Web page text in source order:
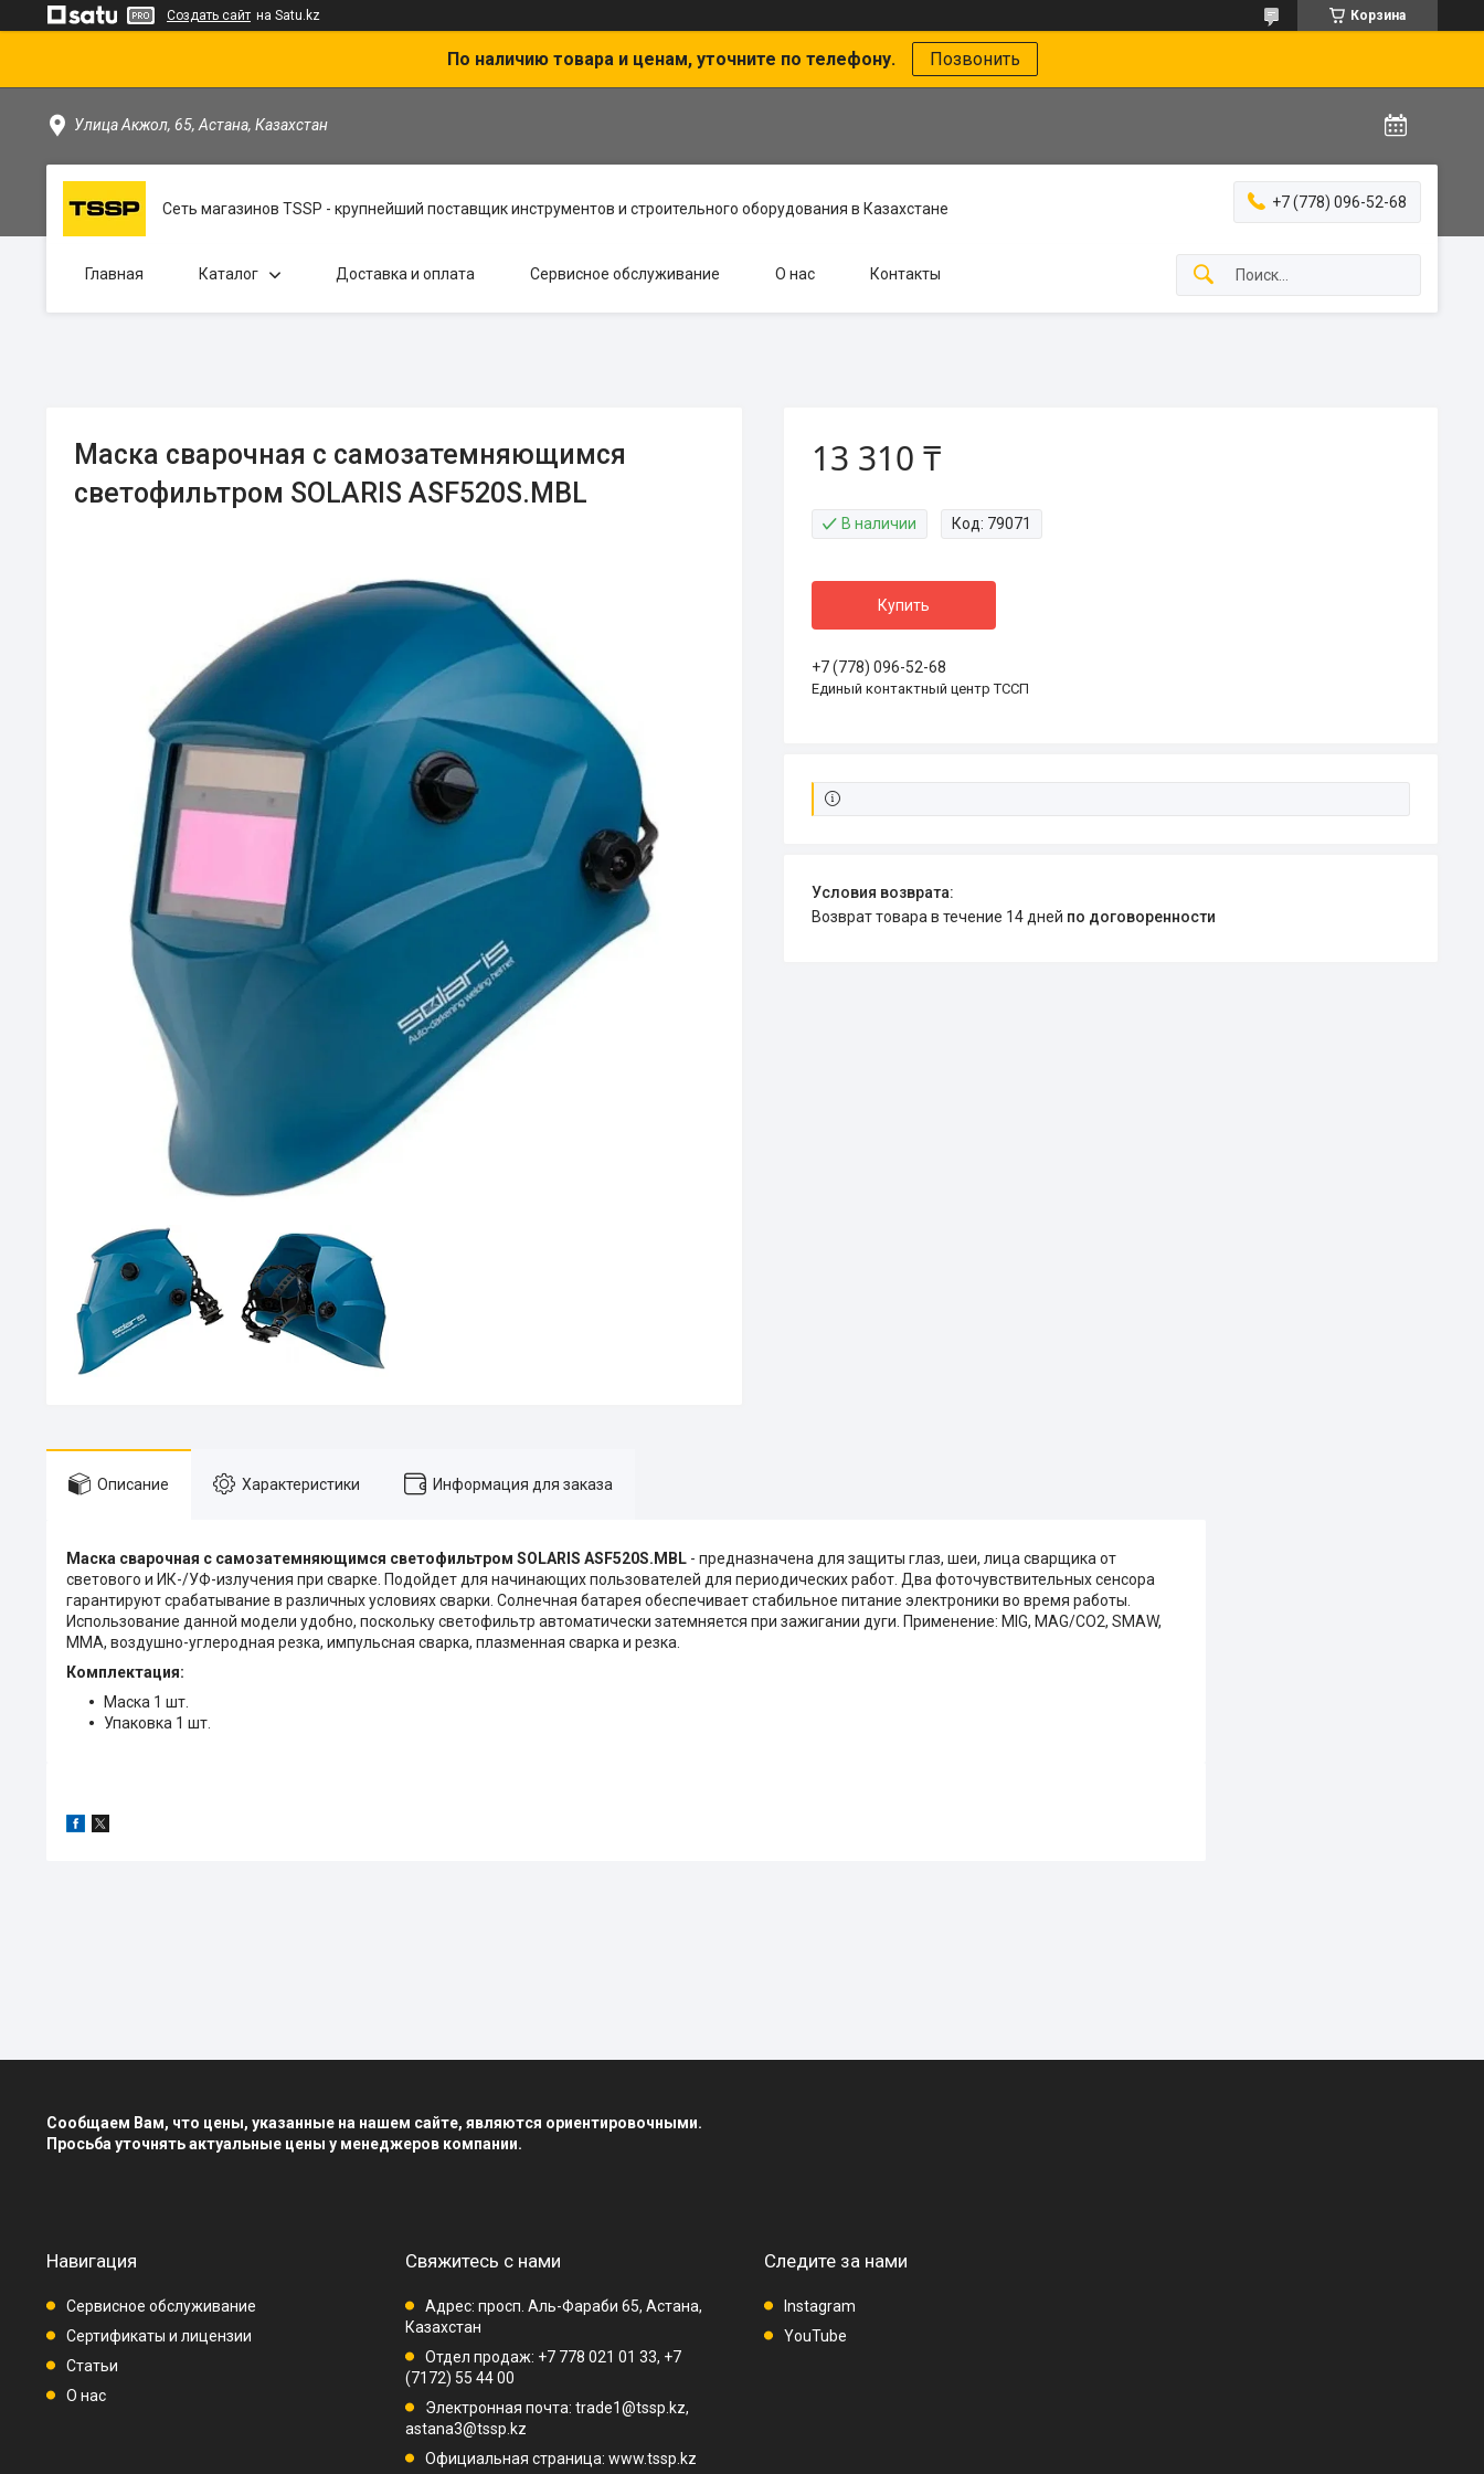
Создать сайт на Satu.kz Корзина
По наличию товара и ценам, уточните по телефону. Позвонить
Улица Акжол, 65, Астана, Казахстан
Сеть магазинов TSSP - крупнейший поставщик инструментов и строительного оборудования в Казахстане +7 (778) 096-52-68
Главная Каталог Доставка и оплата Сервисное обслуживание О нас Контакты
Маска сварочная с самозатемняющимся
светофильтром SOLARIS ASF520S.MBL
13 310 ₸
В наличии Код: 79071
Купить
+7 (778) 096-52-68
Единый контактный центр ТССП
возврат товара в течение 14 дней по договоренности
Описание Характеристики Информация для заказа
Маска сварочная с самозатемняющимся светофильтром SOLARIS ASF520S.MBL - предназначена для защиты глаз, шеи, лица сварщика от
светового и ИК-/УФ-излучения при сварке. Подойдет для начинающих пользователей для периодических работ. Два фоточувствительных сенсора
гарантируют срабатывание в различных условиях сварки. Солнечная батарея обеспечивает стабильное питание электроники во время работы.
Использование данной модели удобно, поскольку светофильтр автоматически затемняется при зажигании дуги. Применение: MIG, MAG/CO2, SMAW,
MMA, воздушно-углеродная резка, импульсная сварка, плазменная сварка и резка.
Комплектация:
Маска 1 шт.
Упаковка 1 шт.
Сообщаем Вам, что цены, указанные на нашем сайте, являются ориентировочными.
Просьба уточнять актуальные цены у менеджеров компании.
Навигация
Сервисное обслуживание
Сертификаты и лицензии
Статьи
О нас
Свяжитесь с нами
Адрес: просп. Аль-Фараби 65, Астана,
Казахстан
Отдел продаж: +7 778 021 01 33, +7
(7172) 55 44 00
Электронная почта: trade1@tssp.kz,
astana3@tssp.kz
Официальная страница: www.tssp.kz
Следите за нами
Instagram
YouTube